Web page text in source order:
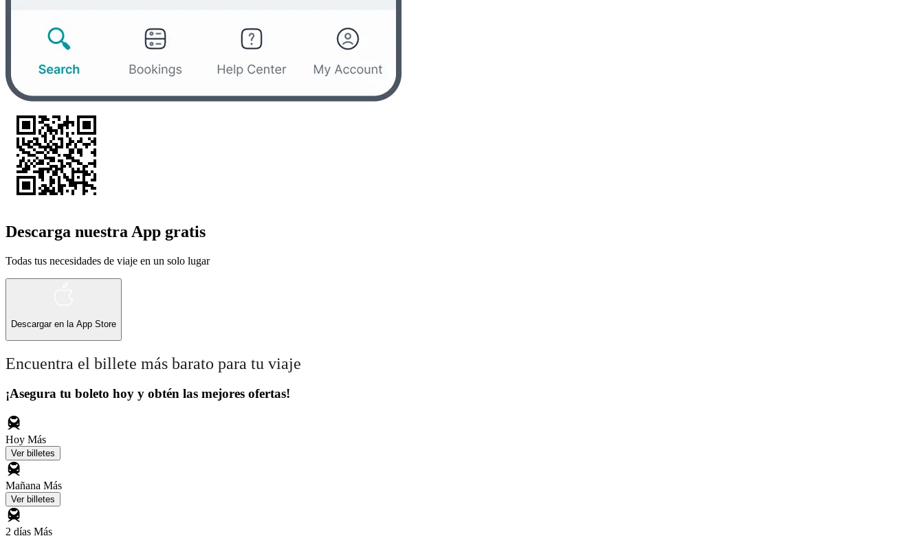
Descarga nuestra App gratis
Todas tus necesidades de viaje en un solo lugar
Descargar en la App Store
Encuentra el billete más barato para tu viaje
¡Asegura tu boleto hoy y obtén las mejores ofertas!
Hoy Más
Ver billetes
Mañana Más
Ver billetes
2 días Más